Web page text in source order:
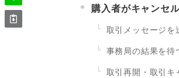
購入者がキャンセ
取引メッセージを
事務局の結果を待
取引再開・取引キ